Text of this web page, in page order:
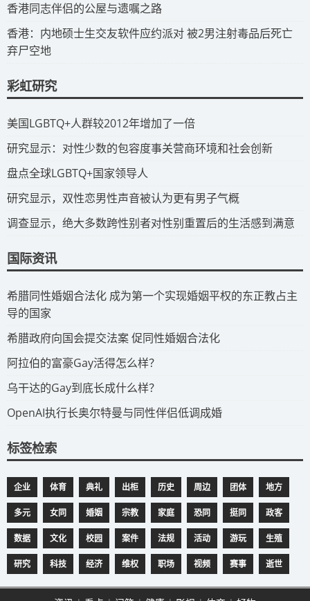
​香港同志伴侣的公屋与遗嘱之路
​香港：内地硕士生交友软件应约派对 被2男注射毒品后死亡
弃尸空地
彩虹研究
​美国LGBTQ+人群较2012年增加了一倍
​研究显示：对性少数的包容度事关营商环境和社会创新
​盘点全球LGBTQ+国家领导人
研究显示，双性恋男性声音被认为更有男子气概
调查显示，绝大多数跨性别者对性别重置后的生活感到满意
国际资讯
​希腊同性婚姻合法化 成为第一个实现婚姻平权的东正教占主
导的国家
​希腊政府向国会提交法案 促同性婚姻合法化
​阿拉伯的富豪Gay活得怎么样？
​乌干达的Gay到底长成什么样？
​OpenAI执行长奥尔特曼与同性伴侣低调成婚
标签检索
企业 体育 典礼 出柜 历史 周边 团体 地方
多元 女同 婚姻 宗教 家庭 恐同 挺同 政客
数据 文化 校园 案件 法规 活动 游玩 生殖
研究 科技 经济 维权 职场 视频 赛事 逝世